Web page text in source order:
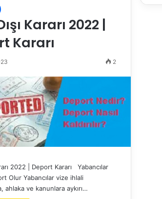
Kararı 2022 |
Kararı
2
2022 | Deport Kararı Yabancılar
Olur Yabancılar vize ihlali
ahlaka ve kanunlara aykırı…